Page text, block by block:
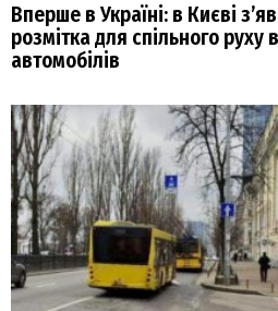
Вперше в Україні: в Києві
розмітка для спільного руху
автомобілів